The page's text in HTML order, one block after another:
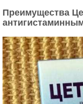
Преимущества